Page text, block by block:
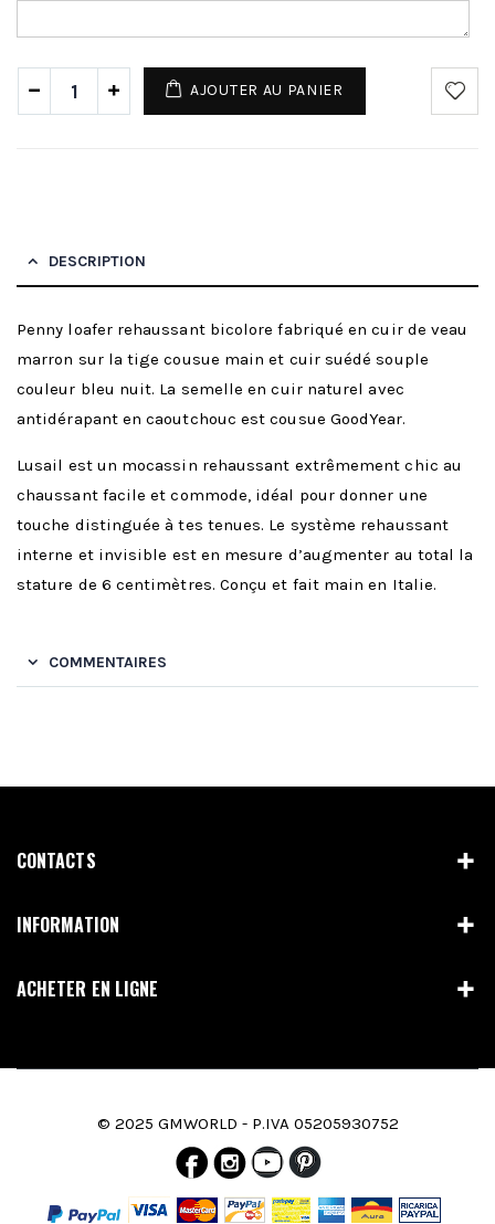
AJOUTER AU PANIER
DESCRIPTION
Penny loafer rehaussant bicolore fabriqué en cuir de veau
marron sur la tige cousue main et cuir suédé souple
couleur bleu nuit. La semelle en cuir naturel avec
antidérapant en caoutchouc est cousue GoodYear.
Lusail est un mocassin rehaussant extrêmement chic au
chaussant facile et commode, idéal pour donner une
touche distinguée à tes tenues. Le système rehaussant
interne et invisible est en mesure d’augmenter au total la
stature de 6 centimètres. Conçu et fait main en Italie.
COMMENTAIRES
CONTACTS
INFORMATION
ACHETER EN LIGNE
© 2025 GMWORLD - P.IVA 05205930752